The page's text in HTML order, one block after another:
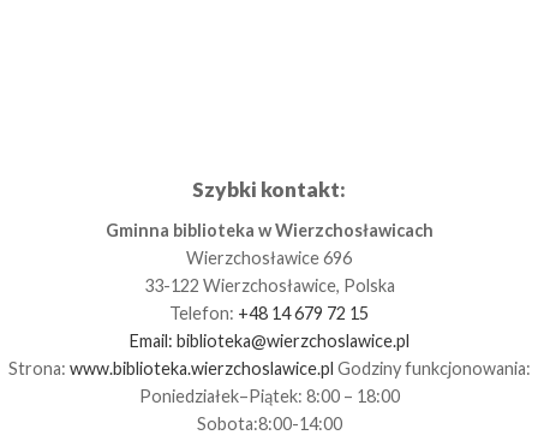
Szybki kontakt:
Gminna biblioteka w Wierzchosławicach
Wierzchosławice 696
33-122 Wierzchosławice, Polska
Telefon: +48 14 679 72 15
Email: biblioteka@wierzchoslawice.pl
Strona: www.biblioteka.wierzchoslawice.pl Godziny funkcjonowania:
Poniedziałek–Piątek: 8:00 – 18:00
Sobota:8:00-14:00